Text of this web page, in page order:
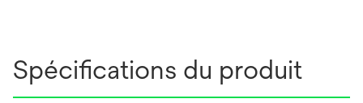
Spécifications du produit